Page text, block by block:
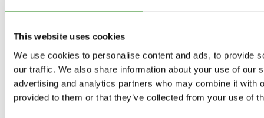
This website uses cookies
We use cookies to personalise content and ads, to provide
our traffic. We also share information about your use of our
advertising and analytics partners who may combine it with
provided to them or that they’ve collected from your use of
Om ARoS
Ledige stillinger